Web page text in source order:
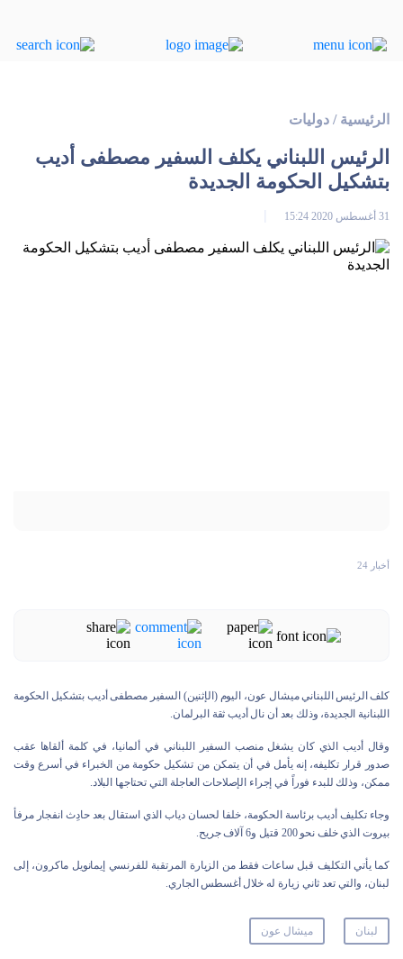
الرئيسية / دوليات
الرئيس اللبناني يكلف السفير مصطفى أديب
بتشكيل الحكومة الجديدة
31 أغسطس 2020 15:24
أخبار 24
كلف الرئيس اللبناني ميشال عون، اليوم (الإثنين) السفير مصطفى أديب بتشكيل الحكومة
اللبنانية الجديدة، وذلك بعد أن نال أديب ثقة البرلمان.
وقال أديب الذي كان يشغل منصب السفير اللبناني في ألمانيا، في كلمة ألقاها عقب
صدور قرار تكليفه، إنه يأمل في أن يتمكن من تشكيل حكومة من الخبراء في أسرع وقت
ممكن، وذلك للبدء فوراً في إجراء الإصلاحات العاجلة التي تحتاجها البلاد.
وجاء تكليف أديب برئاسة الحكومة، خلفا لحسان دياب الذي استقال بعد حادِث انفجار مرفأ
بيروت الذي خلف نحو 200 قتيل و6 آلاف جريح.
كما يأتي التكليف قبل ساعات فقط من الزيارة المرتقبة للفرنسي إيمانويل ماكرون، إلى
لبنان، والتي تعد ثاني زيارة له خلال أغسطس الجاري.
لبنان ميشال عون